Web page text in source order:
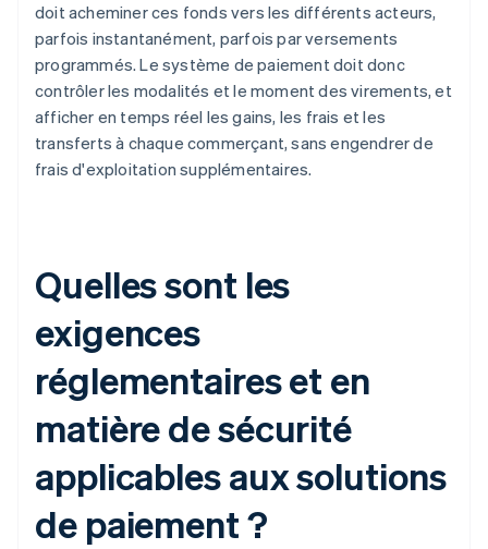
doit acheminer ces fonds vers les différents acteurs,
parfois instantanément, parfois par versements
programmés. Le système de paiement doit donc
contrôler les modalités et le moment des virements, et
afficher en temps réel les gains, les frais et les
transferts à chaque commerçant, sans engendrer de
frais d'exploitation supplémentaires.
Quelles sont les
exigences
réglementaires et en
matière de sécurité
applicables aux solutions
de paiement ?